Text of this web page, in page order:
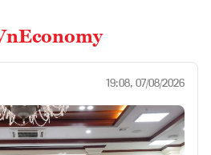
19:08, 07/08/2026